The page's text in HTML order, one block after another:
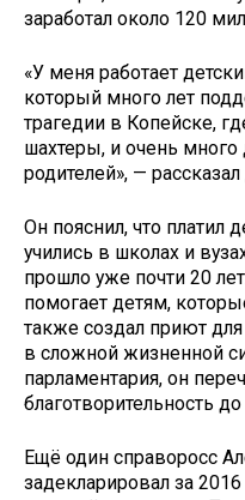
заработал около 120
«У меня работает
который много лет
трагедии в Копейске,
шахтеры, и очень много
родителей», — рассказал
Он пояснил, что платил
учились в школах и
прошло уже почти 20
помогает детям,
также создал приют
в сложной жизненной
парламентария, он
благотворительность
Ещё один справоросс
задекларировал за